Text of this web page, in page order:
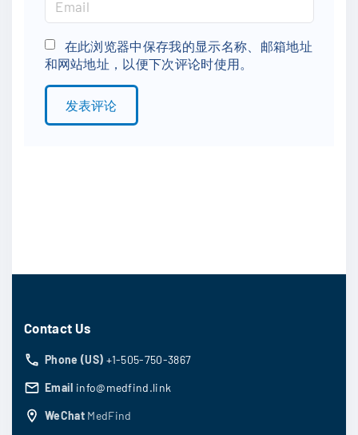
e
*
m
a
i
l
在此浏览器中保存我的显示名称、邮箱地址
和网站地址，以便下次评论时使用。
Contact Us
Phone (US) +1-505-750-3867
Email info@medfind.link
WeChat MedFind